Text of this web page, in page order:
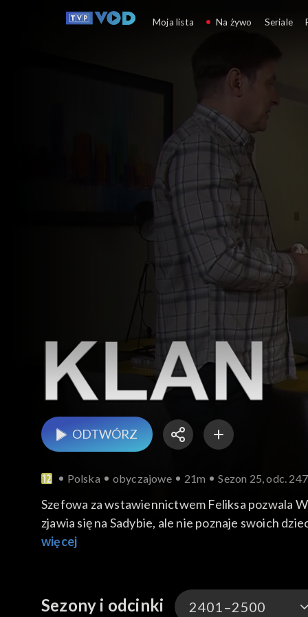
Klan
ODTWÓRZ
Polska obyczajowe 21m Sezon 25, odc.
Szefowa za wstawiennictwem Feliksa pozwala
zjawia się na Sadybie, ale nie poznaje swoich
więcej
Sezony i odcinki 2401–2500
Moja lista Na żywo Seriale